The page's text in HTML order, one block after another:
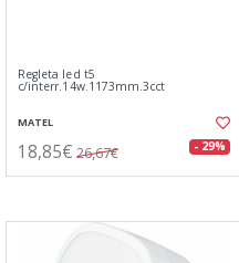
Regleta led t5
c/interr.14w.1173mm.3cct
MATEL
18,85€ 26,67€ - 29%